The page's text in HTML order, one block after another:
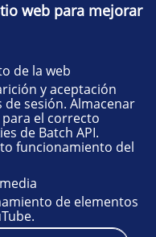
Sevilla. Tel.:
ffisaog@us.es
web para mejorar
de la web
y aceptación
de sesión. Almacenar
el correcto
de Batch API.
funcionamiento del
de elementos